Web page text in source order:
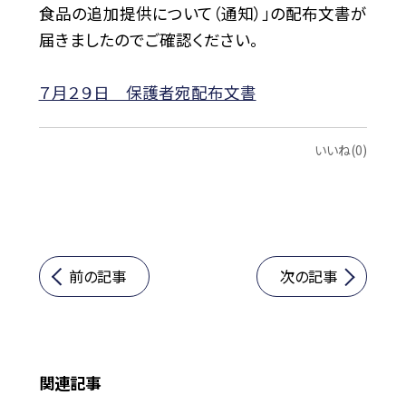
食品の追加提供について（通知）」の配布文書が
届きましたのでご確認ください。
７月２９日 保護者宛配布文書
いいね(0)
前の記事 次の記事
関連記事